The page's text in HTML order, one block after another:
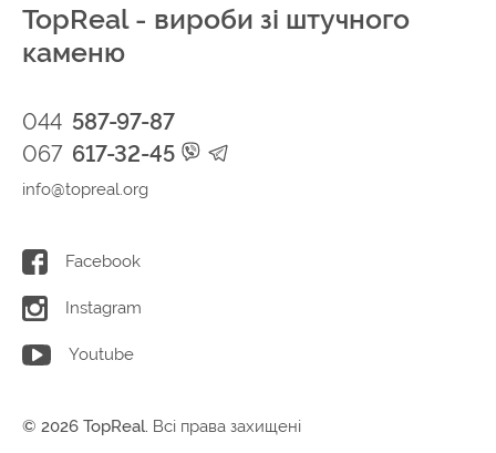
TopReal - вироби зі штучного
каменю
044 587-97-87
067 617-32-45
info@topreal.org
Facebook
Instagram
Youtube
© 2026 TopReal. Всі права захищені